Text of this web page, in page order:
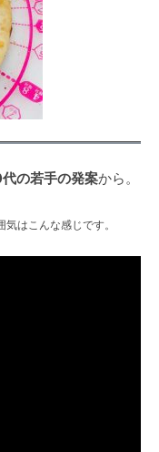
の若手の発案から。
はこんな感じです。